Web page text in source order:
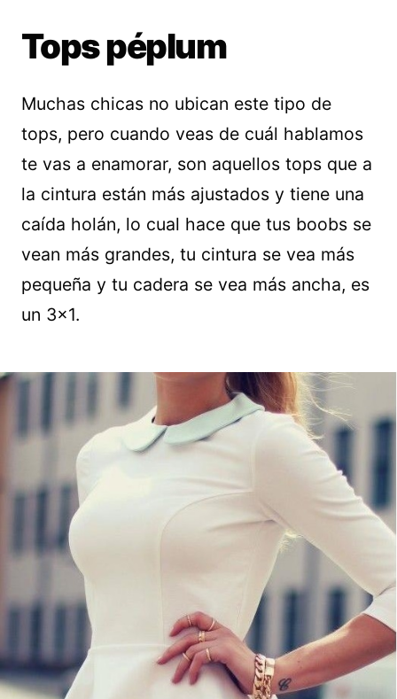
Tops péplum
Muchas chicas no ubican este tipo de
tops, pero cuando veas de cuál hablamos
te vas a enamorar, son aquellos tops que a
la cintura están más ajustados y tiene una
caída holán, lo cual hace que tus boobs se
vean más grandes, tu cintura se vea más
pequeña y tu cadera se vea más ancha, es
un 3×1.